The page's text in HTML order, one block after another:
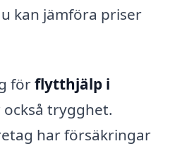
kan jämföra priser
förflytthjälp i
trygghet.
har försäkringar